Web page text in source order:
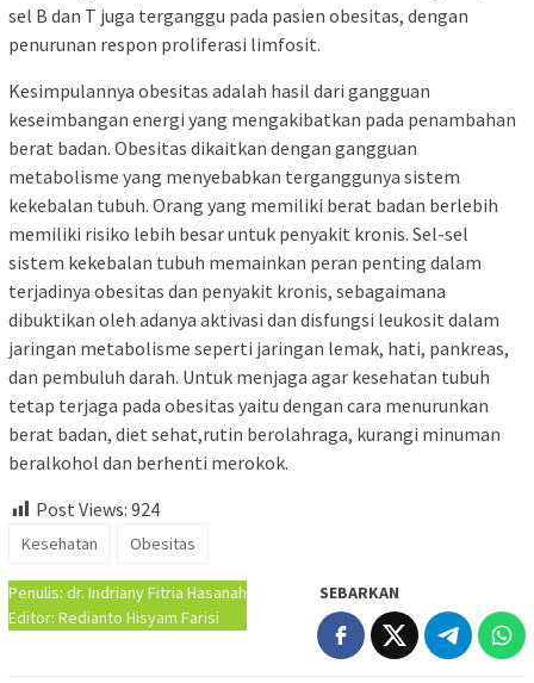
sel B dan T juga terganggu pada pasien obesitas, dengan
penurunan respon proliferasi limfosit.
Kesimpulannya obesitas adalah hasil dari gangguan
keseimbangan energi yang mengakibatkan pada penambahan
berat badan. Obesitas dikaitkan dengan gangguan
metabolisme yang menyebabkan terganggunya sistem
kekebalan tubuh. Orang yang memiliki berat badan berlebih
memiliki risiko lebih besar untuk penyakit kronis. Sel-sel
sistem kekebalan tubuh memainkan peran penting dalam
terjadinya obesitas dan penyakit kronis, sebagaimana
dibuktikan oleh adanya aktivasi dan disfungsi leukosit dalam
jaringan metabolisme seperti jaringan lemak, hati, pankreas,
dan pembuluh darah. Untuk menjaga agar kesehatan tubuh
tetap terjaga pada obesitas yaitu dengan cara menurunkan
berat badan, diet sehat,rutin berolahraga, kurangi minuman
beralkohol dan berhenti merokok.
Post Views: 924
Kesehatan Obesitas
Penulis: dr. Indriany Fitria Hasanah
Editor: Redianto Hisyam Farisi
SEBARKAN